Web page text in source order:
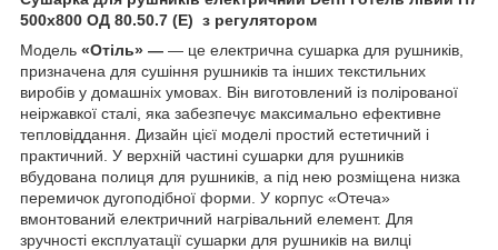
500x800 ОД 80.50.7 (Е) з регулятором
Модель «Отіль» — — це електрична сушарка для рушників,
призначена для сушіння рушників та інших текстильних
виробів у домашніх умовах. Він виготовлений із полірованої
неіржавкої сталі, яка забезпечує максимально ефективне
тепловіддання. Дизайн цієї моделі простий естетичний і
практичний. У верхній частині сушарки для рушників
вбудована полиця для рушників, а під нею розміщена низка
перемичок дугоподібної форми. У корпус «Отеча»
вмонтований електричний нагрівальний елемент. Для
зручності експлуатації сушарки для рушників на вилці